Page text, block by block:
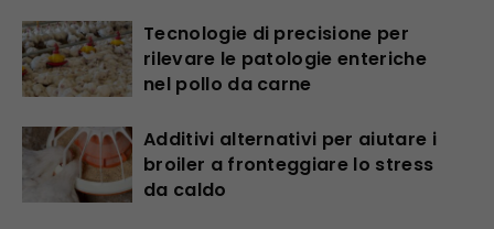
Tecnologie di precisione per
rilevare le patologie enteriche
nel pollo da carne
Additivi alternativi per aiutare i
broiler a fronteggiare lo stress
da caldo